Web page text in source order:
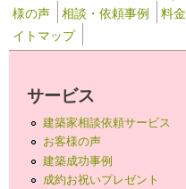
様の声
相談・依頼事例 料金
イトマップ
サービス
建築家相談依頼サービス
お客様の声
建築成功事例
成約お祝いプレゼント